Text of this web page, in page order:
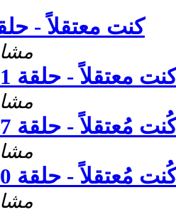
كنت معتقلاً - حلقة 7
معتقلاً - حلقة 31 أغسطس
مُعتقلاً - حلقة 17 أغسطس
مُعتقلاً - حلقة 10 أغسطس